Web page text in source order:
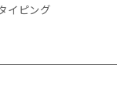
イピング